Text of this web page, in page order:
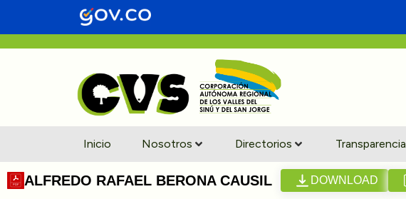
Inicio Nosotros Directorios Transparencia
ALFREDO RAFAEL BERONA CAUSIL DOWNLOAD